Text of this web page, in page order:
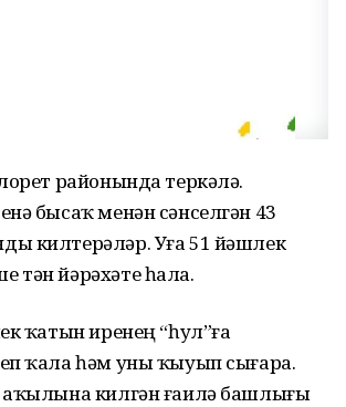
районында теркәлә.
бысаҡ менән сәнселгән 43
килтерәләр. Уға 51 йәшлек
тән йәрәхәте һала.
ҡатын иренең “һул”ға
ҡала һәм уны ҡыуып сығара.
аҡылына килгән ғаилә башлығы